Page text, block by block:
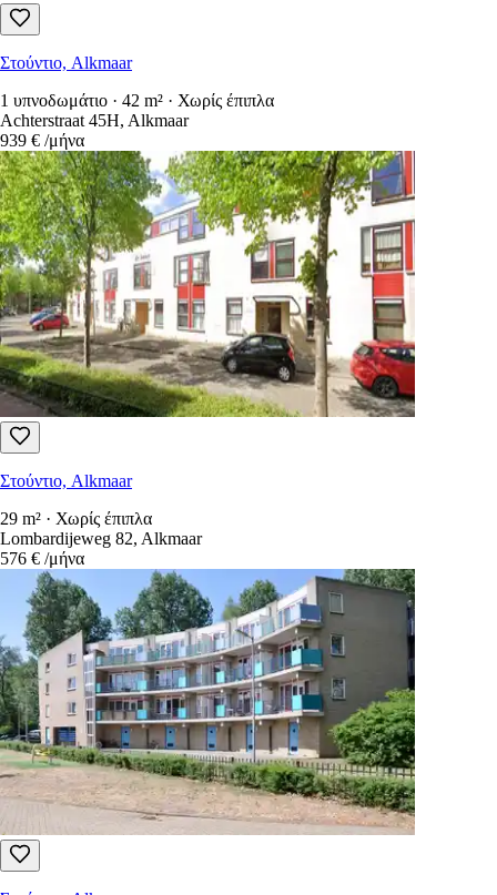
Στούντιο, Alkmaar
1 υπνοδωμάτιο · 42 m² · Χωρίς έπιπλα
Achterstraat 45H, Alkmaar
939 € /μήνα
Στούντιο, Alkmaar
29 m² · Χωρίς έπιπλα
Lombardijeweg 82, Alkmaar
576 € /μήνα